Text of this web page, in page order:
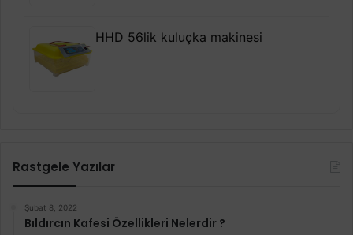
HHD 56lik kuluçka makinesi
Rastgele Yazılar
Şubat 8, 2022
Bıldırcın Kafesi Özellikleri Nelerdir ?